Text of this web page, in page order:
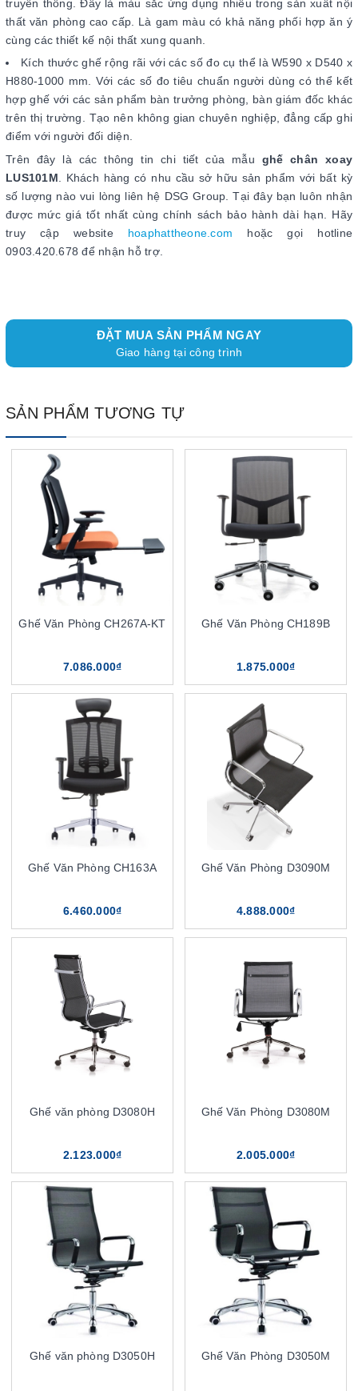
truyền thống. Đây là màu sắc ứng dụng nhiều trong sản xuất nội
thất văn phòng cao cấp. Là gam màu có khả năng phối hợp ăn ý
cùng các thiết kế nội thất xung quanh.
Kích thước ghế rộng rãi với các số đo cụ thể là W590 x D540 x
H880-1000 mm. Với các số đo tiêu chuẩn người dùng có thể kết
hợp ghế với các sản phẩm bàn trưởng phòng, bàn giám đốc khác
trên thị trường. Tạo nên không gian chuyên nghiệp, đẳng cấp ghi
điểm với người đối diện.
Trên đây là các thông tin chi tiết của mẫu ghế chân xoay
LUS101M . Khách hàng có nhu cầu sở hữu sản phẩm với bất kỳ
số lượng nào vui lòng liên hệ DSG Group. Tại đây bạn luôn nhận
được mức giá tốt nhất cùng chính sách bảo hành dài hạn. Hãy
truy cập website hoaphattheone.com hoặc gọi hotline
0903.420.678 để nhận hỗ trợ.
ĐẶT MUA SẢN PHẨM NGAY
Giao hàng tại công trình
SẢN PHẨM TƯƠNG TỰ
Ghế Văn Phòng CH267A-KT
7.086.000₫
Ghế Văn Phòng CH189B
1.875.000₫
Ghế Văn Phòng CH163A
6.460.000₫
Ghế Văn Phòng D3090M
4.888.000₫
Ghế văn phòng D3080H
2.123.000₫
Ghế Văn Phòng D3080M
2.005.000₫
Ghế văn phòng D3050H Ghế Văn Phòng D3050M